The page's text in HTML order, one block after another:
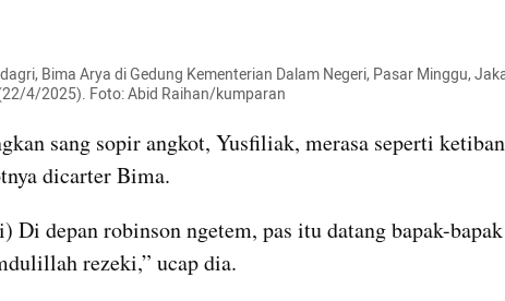
Bima Arya di Gedung Kementerian Dalam Negeri, Pasar Minggu,
4/2025). Foto: Abid Raihan/kumparan
sang sopir angkot, Yusfiliak, merasa seperti
dicarter Bima.
Di depan robinson ngetem, pas itu datang bapak-
rezeki,” ucap dia.